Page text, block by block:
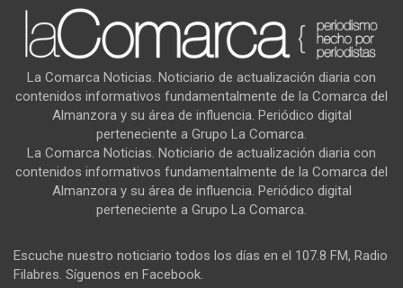
La Comarca Noticias. Noticiario de actualización diaria con
contenidos informativos fundamentalmente de la Comarca del
Almanzora y su área de influencia. Periódico digital
perteneciente a Grupo La Comarca.
La Comarca Noticias. Noticiario de actualización diaria con
contenidos informativos fundamentalmente de la Comarca del
Almanzora y su área de influencia. Periódico digital
perteneciente a Grupo La Comarca.
Escuche nuestro noticiario todos los días en el 107.8 FM, Radio
Filabres. Síguenos en Facebook.